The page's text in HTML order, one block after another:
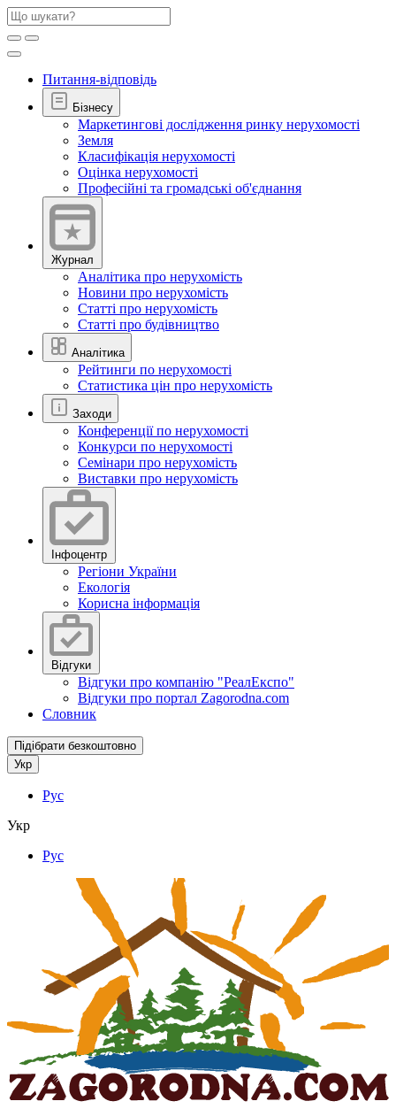
Питання-відповідь
Бізнесу
Маркетингові дослідження ринку нерухомості
Земля
Класифікація нерухомості
Оцінка нерухомості
Професійні та громадські об'єднання
Журнал
Аналітика про нерухомість
Новини про нерухомість
Статті про нерухомість
Статті про будівництво
Аналітика
Рейтинги по нерухомості
Статистика цін про нерухомість
Заходи
Конференції по нерухомості
Конкурси по нерухомості
Семінари про нерухомість
Виставки про нерухомість
Інфоцентр
Регіони України
Екологія
Корисна інформація
Відгуки
Відгуки про компанію "РеалЕкспо"
Відгуки про портал Zagorodna.com
Словник
Підібрати безкоштовно
Укр
Рус
Укр
Рус